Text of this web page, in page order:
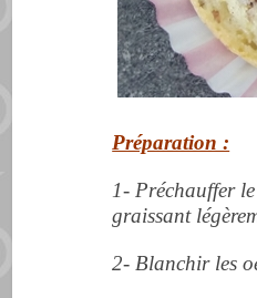
Préparation :
1- Préchauffer
graissant
2- Blanchir les